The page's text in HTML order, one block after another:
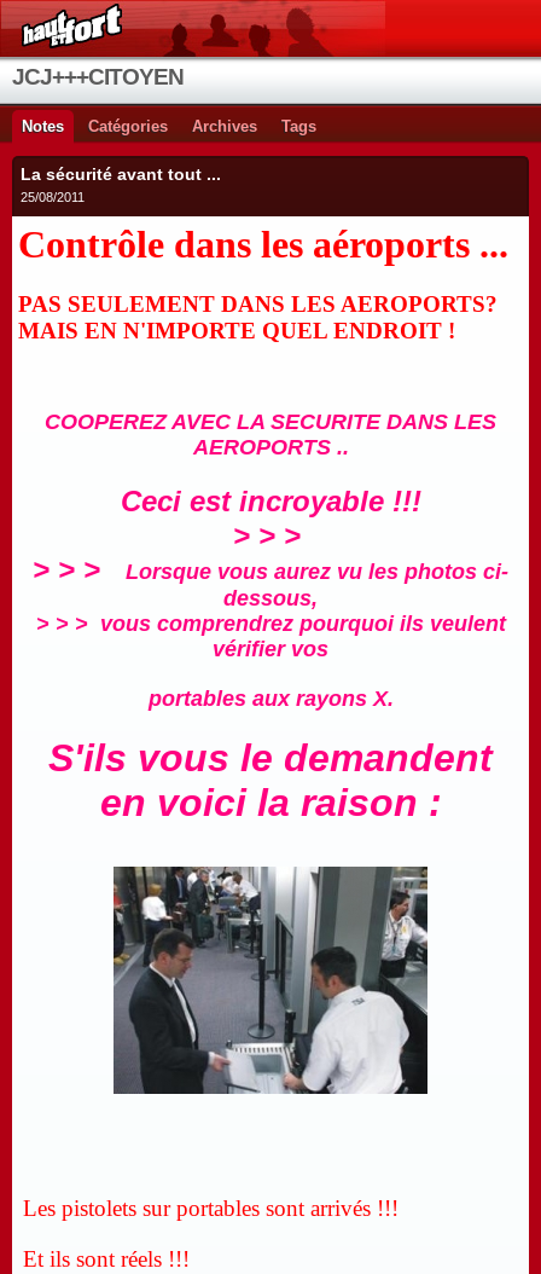
JCJ+++CITOYEN
Notes Catégories Archives Tags
La sécurité avant tout ...
25/08/2011
Contrôle dans les aéroports ...
PAS SEULEMENT DANS LES AEROPORTS?
MAIS EN N'IMPORTE QUEL ENDROIT !
COOPEREZ AVEC LA SECURITE DANS LES
AEROPORTS ..
Ceci est incroyable !!!
> > >
> > >
Lorsque vous aurez vu les photos ci-
dessous,
> > > vous comprendrez pourquoi ils veulent
vérifier vos
portables aux rayons X.
S'ils vous le demandent
en voici la raison :
Les pistolets sur portables sont arrivés !!!
Et ils sont réels !!!